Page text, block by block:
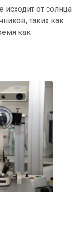
исходит от солнца
таких как
как